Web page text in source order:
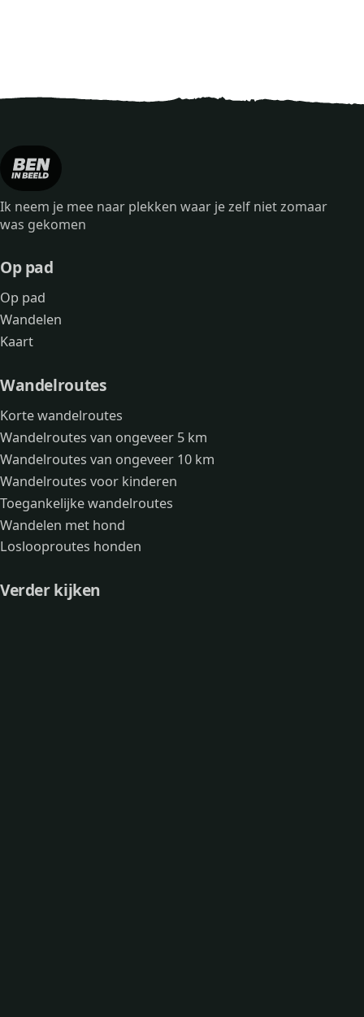
Ik neem je mee naar plekken waar je zelf niet zomaar
was gekomen
Op pad
Op pad
Wandelen
Kaart
Wandelroutes
Korte wandelroutes
Wandelroutes van ongeveer 5 km
Wandelroutes van ongeveer 10 km
Wandelroutes voor kinderen
Toegankelijke wandelroutes
Wandelen met hond
Loslooproutes honden
Verder kijken